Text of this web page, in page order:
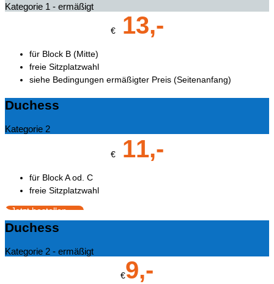
Kategorie 1 - ermäßigt
€13,-
für Block B (Mitte)
freie Sitzplatzwahl
siehe Bedingungen ermäßigter Preis (Seitenanfang)
Jetzt bestellen
Duchess
Kategorie 2
€11,-
für Block A od. C
freie Sitzplatzwahl
Jetzt bestellen
Duchess
Kategorie 2 - ermäßigt
€9,-